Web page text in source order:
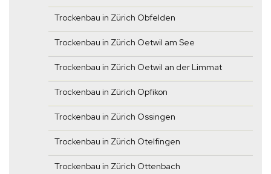
Trockenbau in Zürich Obfelden
Trockenbau in Zürich Oetwil am See
Trockenbau in Zürich Oetwil an der Limmat
Trockenbau in Zürich Opfikon
Trockenbau in Zürich Ossingen
Trockenbau in Zürich Otelfingen
Trockenbau in Zürich Ottenbach